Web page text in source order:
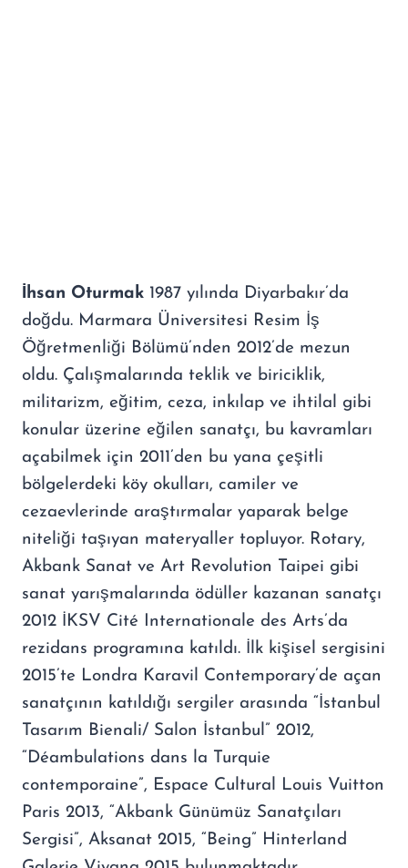
İhsan Oturmak 1987 yılında Diyarbakır’da
doğdu. Marmara Üniversitesi Resim İş
Öğretmenliği Bölümü’nden 2012’de mezun
oldu. Çalışmalarında teklik ve biriciklik,
militarizm, eğitim, ceza, inkılap ve ihtilal gibi
konular üzerine eğilen sanatçı, bu kavramları
açabilmek için 2011’den bu yana çeşitli
bölgelerdeki köy okulları, camiler ve
cezaevlerinde araştırmalar yaparak belge
niteliği taşıyan materyaller topluyor. Rotary,
Akbank Sanat ve Art Revolution Taipei gibi
sanat yarışmalarında ödüller kazanan sanatçı
2012 İKSV Cité Internationale des Arts’da
rezidans programına katıldı. İlk kişisel sergisini
2015’te Londra Karavil Contemporary’de açan
sanatçının katıldığı sergiler arasında “İstanbul
Tasarım Bienali/ Salon İstanbul” 2012,
“Déambulations dans la Turquie
contemporaine”, Espace Cultural Louis Vuitton
Paris 2013, “Akbank Günümüz Sanatçıları
Sergisi”, Aksanat 2015, “Being” Hinterland